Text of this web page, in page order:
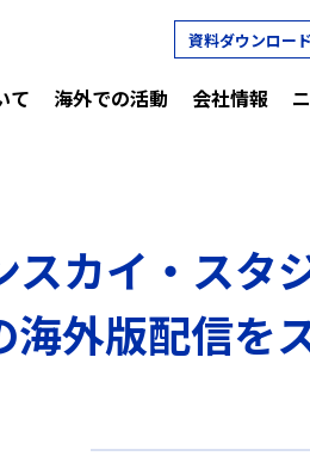
資料ダウンロード
て 海外での活動 会社情報
スカイ・スタ
外版配信を